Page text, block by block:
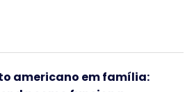
americano em família: